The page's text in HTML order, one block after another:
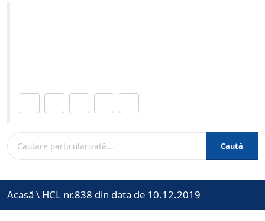
Caută
Acasă \ HCL nr.838 din data de 10.12.2019